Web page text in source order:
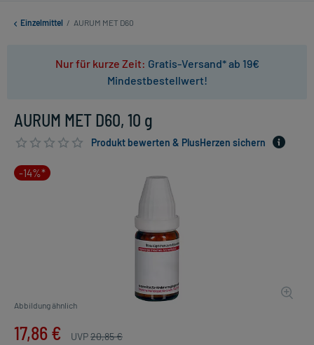
Einzelmittel / AURUM MET D60
Nur für kurze Zeit: Gratis-Versand* ab 19€
Mindestbestellwert!
AURUM MET D60, 10 g
Produkt bewerten & PlusHerzen sichern
-14%*
Abbildung ähnlich
17,86 € UVP20,85 €